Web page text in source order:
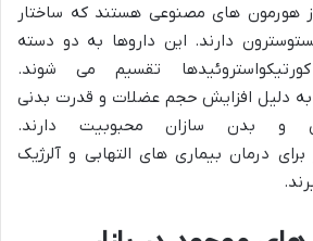
هورمون های مصنوعی هستند که ساختار
دارند. این داروها به دو دسته
تقسیم می شوند.
به دلیل افزایش حجم عضلات و قدرت بدنی
و بدن سازان محبوبیت دارند.
برای درمان بیماری های التهابی و آلرژیک